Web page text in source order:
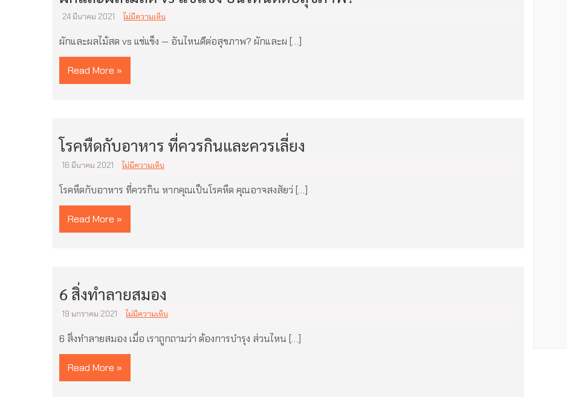
24 มีนาคม 2021 ไม่มีความเห็น
ผักและผลไม้สด vs แช่แข็ง — อันไหนดีต่อสุขภาพ?‎ ‎ผักและผ […]
Read More »
โรคหืดกับอาหาร ที่ควรกินและควรเลี่ยง
16 มีนาคม 2021 ไม่มีความเห็น
โรคหืดกับอาหาร ที่ควรกิน หากคุณเป็นโรคหืด คุณอาจสงสัยว่ […]
Read More »
6 สิ่งทำลายสมอง
19 มกราคม 2021 ไม่มีความเห็น
6 สิ่งทำลายสมอง เมื่อ เราถูกถามว่า ต้องการบำรุง ส่วนไหน […]
Read More »